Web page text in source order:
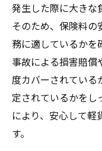
発生した際に大きな
そのため、保険料
務に適しているかを
事故による損害賠償
度カバーされている
定されているかをし
により、安心して軽
す。